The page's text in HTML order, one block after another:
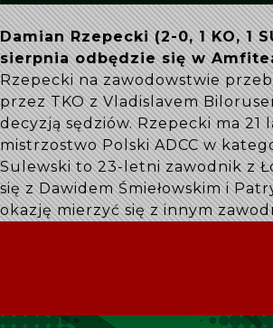
Damian Rzepecki (2-0, 1 KO, 1
sierpnia odbędzie się w
Rzepecki na zawodowstwie
przez TKO z Vladislavem
decyzją sędziów. Rzepecki ma
mistrzostwo Polski ADCC w
Sulewski to 23-letni zawodnik z
się z Dawidem Śmiełowskim i
okazję mierzyć się z innym